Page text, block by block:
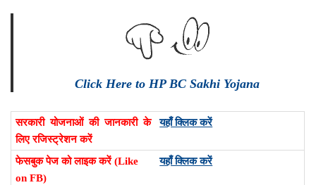
Click Here to HP BC Sakhi Yojana
सरकारी योजनाओं की जानकारी के
लिए रजिस्ट्रेशन करें
यहाँ क्लिक करें
फेसबुक पेज को लाइक करें (Like
on FB)
यहाँ क्लिक करें